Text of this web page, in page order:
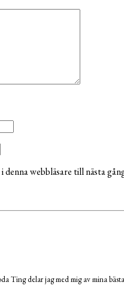
webbläsare till nästa
Ting delar jag med mig av mina